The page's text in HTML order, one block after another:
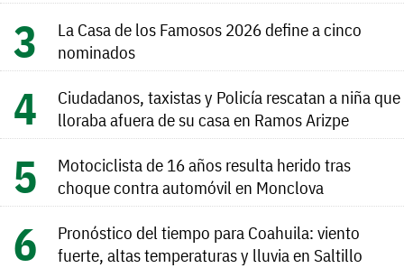
La Casa de los Famosos 2026 define a cinco
nominados
Ciudadanos, taxistas y Policía rescatan a niña que
lloraba afuera de su casa en Ramos Arizpe
Motociclista de 16 años resulta herido tras
choque contra automóvil en Monclova
Pronóstico del tiempo para Coahuila: viento
fuerte, altas temperaturas y lluvia en Saltillo